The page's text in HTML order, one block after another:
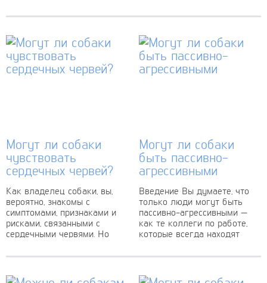
продуктом, без которого
Могут ли собаки
чувствовать
сердечных червей?
Как владелец собаки, вы,
вероятно, знакомы с
симптомами, признаками и
рисками, связанными с
сердечными червями. Но
почувствовать сердечных
Могут ли собаки
быть пассивно-
агрессивными
Введение Вы думаете, что
только люди могут быть
пассивно-агрессивными —
как те коллеги по работе,
которые всегда находят
других или испытывают